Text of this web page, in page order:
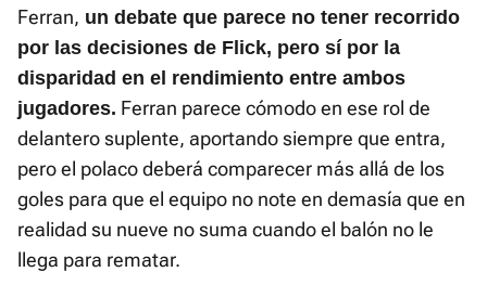
Ferran, un debate que parece no tener recorrido
por las decisiones de Flick, pero sí por la
disparidad en el rendimiento entre ambos
jugadores. Ferran parece cómodo en ese rol de
delantero suplente, aportando siempre que entra,
pero el polaco deberá comparecer más allá de los
goles para que el equipo no note en demasía que en
realidad su nueve no suma cuando el balón no le
llega para rematar.